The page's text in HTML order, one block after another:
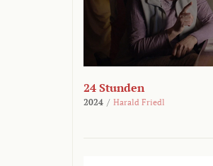
24 Stunden
2024 / Harald Friedl